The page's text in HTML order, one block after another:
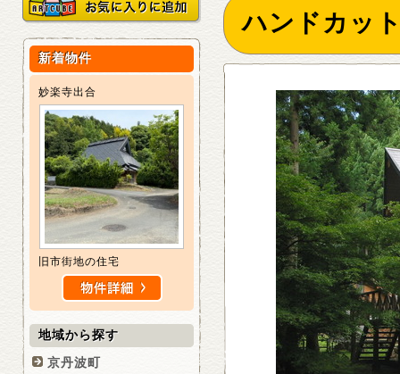
ハンドカッ
新着物件
妙楽寺出合
旧市街地の住宅
地域から探す
京丹波町